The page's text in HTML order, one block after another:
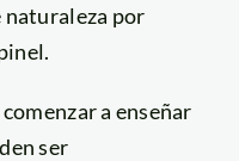
naturaleza por
a enseñar
ser